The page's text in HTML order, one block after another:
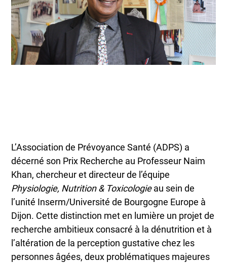
L’Association de Prévoyance Santé (ADPS) a
décerné son Prix Recherche au Professeur Naim
Khan, chercheur et directeur de l’équipe
Physiologie, Nutrition & Toxicologieau sein de
l’unité Inserm/Université de Bourgogne Europe à
Dijon. Cette distinction met en lumière un projet de
recherche ambitieux consacré à la dénutrition et à
l’altération de la perception gustative chez les
personnes âgées, deux problématiques majeures